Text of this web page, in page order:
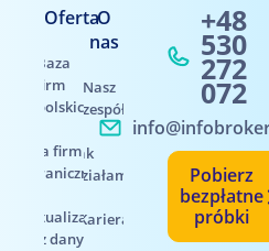
Oferta
Baza
firm
polskich
Baza firm
zagranicznych
Aktualizacja
baz danych
O
nas
Nasz
zespół
Jak
działamy
Kariera
+48
530
272
072
Pobierz
bezpłatne
próbki